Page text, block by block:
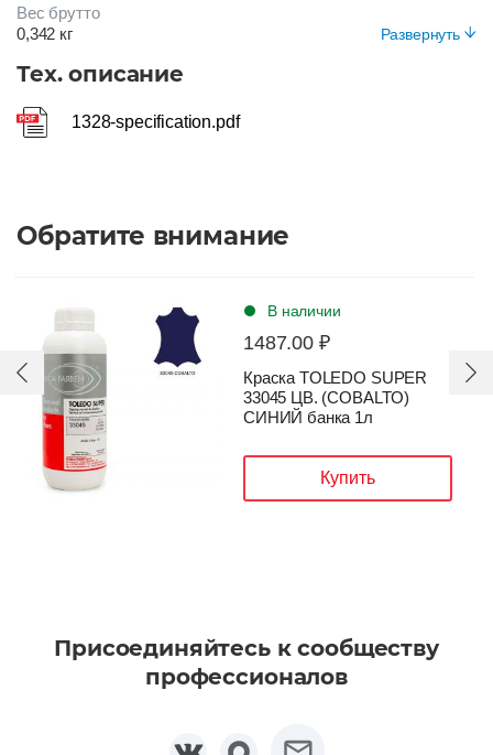
ЧЕРНЫЙ
Развернуть
Вес брутто
0,342 кг
Вид упаковки
Ванна (пластик)
Подвержен деформации
Да
Тех. описание
1328-specification.pdf
Обратите внимание
В наличии
1487.00 ₽
Краска TOLEDO SUPER
33045 ЦВ. (COBALTO)
СИНИЙ банка 1л
Купить
Присоединяйтесь к сообществу
профессионалов